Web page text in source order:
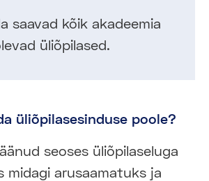
saavad kõik akadeemia
üliõpilased.
üliõpilasesinduse poole?
seoses üliõpilaseluga
midagi arusaamatuks ja